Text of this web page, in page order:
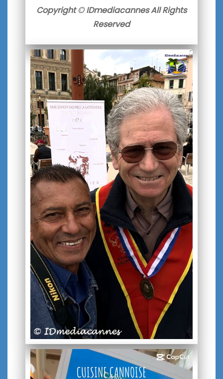
Copyright © IDmediacannes All Rights
Reserved